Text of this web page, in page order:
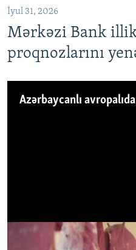
İyul 31, 2026
Mərkəzi Bank
proqnozlarını